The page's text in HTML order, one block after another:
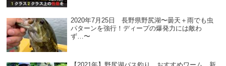
2020年7月25日 長野県野尻湖〜曇天＋雨でも虫
パターンを強行！ディープの爆発力には敵わ
ず…〜